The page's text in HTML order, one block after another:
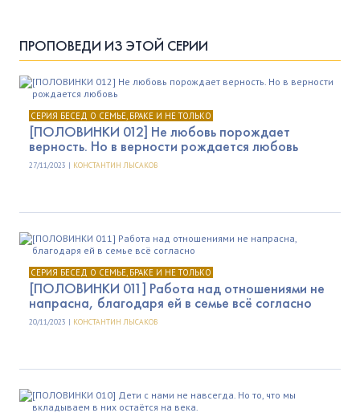
ПРОПОВЕДИ ИЗ ЭТОЙ СЕРИИ
СЕРИЯ БЕСЕД О СЕМЬЕ, БРАКЕ И НЕ ТОЛЬКО
[ПОЛОВИНКИ 012] Не любовь порождает
верность. Но в верности рождается любовь
27/11/2023 | КОНСТАНТИН ЛЫСАКОВ
СЕРИЯ БЕСЕД О СЕМЬЕ, БРАКЕ И НЕ ТОЛЬКО
[ПОЛОВИНКИ 011] Работа над отношениями не
напрасна, благодаря ей в семье всё согласно
20/11/2023 | КОНСТАНТИН ЛЫСАКОВ